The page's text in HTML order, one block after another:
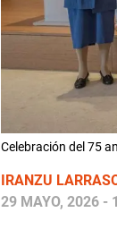
Celebración del 75
IRANZU
29 MAYO, 2026 -